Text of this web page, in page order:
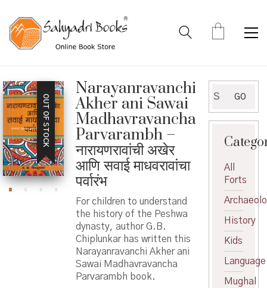
OUT OF STOCK
Narayanravanchi
Akher ani Sawai
Madhavravancha
Parvarambh –
नारायणरावांची अखेर
आणि सवाई माधवरावांचा
पर्वारंभ
For children to understand
the history of the Peshwa
dynasty, author G.B.
Chiplunkar has written this
Narayanravanchi Akher ani
Sawai Madhavravancha
Parvarambh book.
for:
GO
All
Forts
History
Kids
Language
Mughal